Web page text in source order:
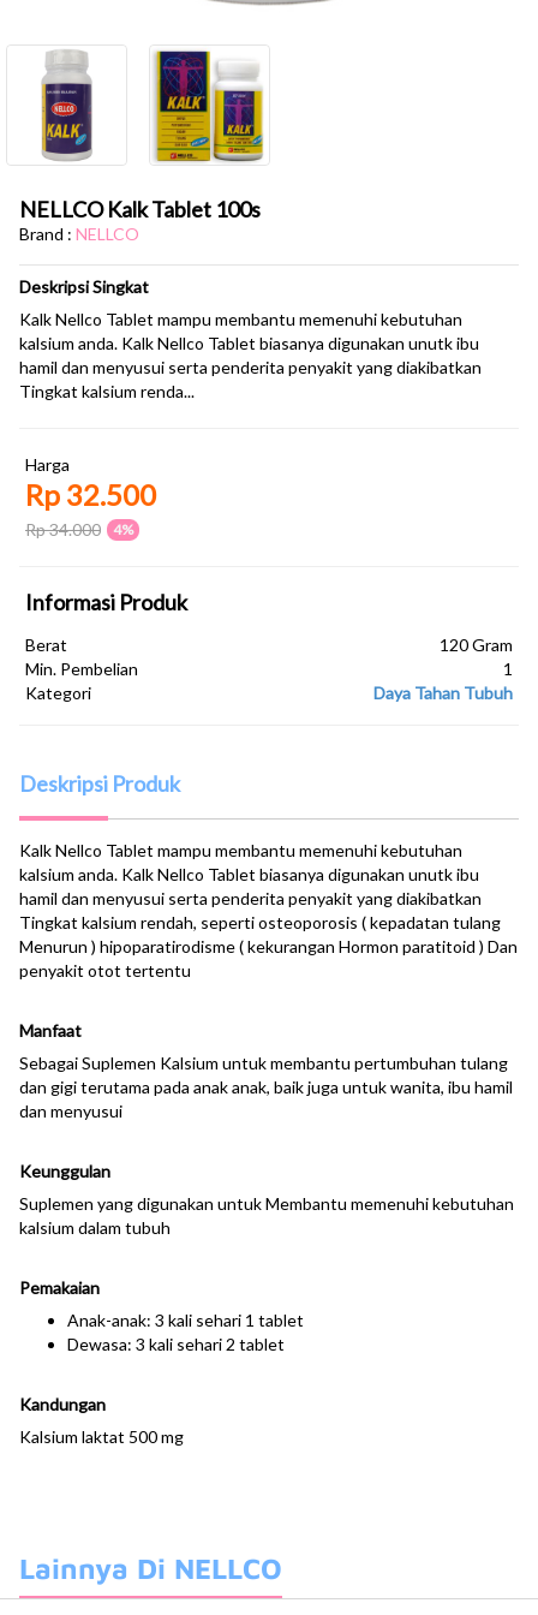
NELLCO Kalk Tablet 100s
Brand : NELLCO
Deskripsi Singkat
Kalk Nellco Tablet mampu membantu memenuhi kebutuhan
kalsium anda. Kalk Nellco Tablet biasanya digunakan unutk ibu
hamil dan menyusui serta penderita penyakit yang diakibatkan
Tingkat kalsium renda...
Harga
Rp 32.500
Rp 34.000 4%
Informasi Produk
Berat
120 Gram
Min. Pembelian
1
Kategori
Daya Tahan Tubuh
Deskripsi Produk
Kalk Nellco Tablet mampu membantu memenuhi kebutuhan
kalsium anda. Kalk Nellco Tablet biasanya digunakan unutk ibu
hamil dan menyusui serta penderita penyakit yang diakibatkan
Tingkat kalsium rendah, seperti osteoporosis ( kepadatan tulang
Menurun ) hipoparatirodisme ( kekurangan Hormon paratitoid ) Dan
penyakit otot tertentu
Manfaat
Sebagai Suplemen Kalsium untuk membantu pertumbuhan tulang
dan gigi terutama pada anak anak, baik juga untuk wanita, ibu hamil
dan menyusui
Keunggulan
Suplemen yang digunakan untuk Membantu memenuhi kebutuhan
kalsium dalam tubuh
Pemakaian
Anak-anak: 3 kali sehari 1 tablet
Dewasa: 3 kali sehari 2 tablet
Kandungan
Kalsium laktat 500 mg
Lainnya Di NELLCO